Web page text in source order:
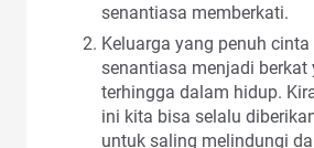
senantiasa memberkati.
Keluarga yang penuh
senantiasa menjadi berkat
terhingga dalam hidup.
ini kita bisa selalu
untuk saling melindungi